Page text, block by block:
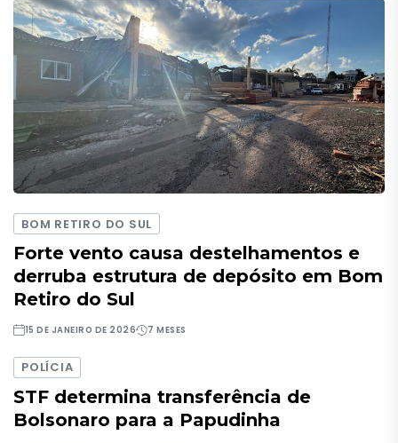
BOM RETIRO DO SUL
Forte vento causa destelhamentos e
derruba estrutura de depósito em Bom
Retiro do Sul
15 DE JANEIRO DE 2026 7 MESES
POLÍCIA
STF determina transferência de
Bolsonaro para a Papudinha